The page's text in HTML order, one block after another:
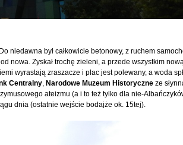
niedawna był całkowicie betonowy, z ruchem
nowa. Zyskał trochę zieleni, a przede wszystkim
wyrastają zraszacze i plac jest polewany, a woda
Centralny, Narodowe Muzeum Historyczne ze
ateizmu (a i to też tylko dla nie-
dnia (ostatnie wejście bodajże ok. 15tej).